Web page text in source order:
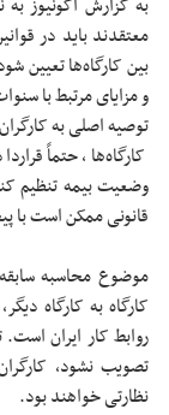
به گزارش اکونیوز
معتقدند باید در
بین کارگاه‌ها تعیین
و مزایای مرتبط با
توصیه اصلی به
کارگاه‌ها، حتماً
وضعیت بیمه تنظیم
قانونی ممکن است با
موضوع محاسبه
کارگاه به کارگاه
روابط کار ایران
تصویب نشود،
نظارتی خواهند بود.